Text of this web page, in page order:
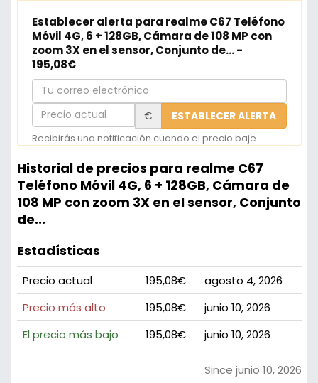
Establecer alerta para realme C67 Teléfono
Móvil 4G, 6 + 128GB, Cámara de 108 MP con
zoom 3X en el sensor, Conjunto de... -
195,08€
Tu
correo
electrónico
Precio
actual
€ ESTABLECER ALERTA
Recibirás una notificación cuando el precio baje.
Historial de precios para realme C67
Teléfono Móvil 4G, 6 + 128GB, Cámara de
108 MP con zoom 3X en el sensor, Conjunto
de...
Estadísticas
Precio actual 195,08€
agosto 4, 2026
Precio más alto
195,08€
junio 10, 2026
El precio más bajo
195,08€ junio 10, 2026
Since junio 10, 2026